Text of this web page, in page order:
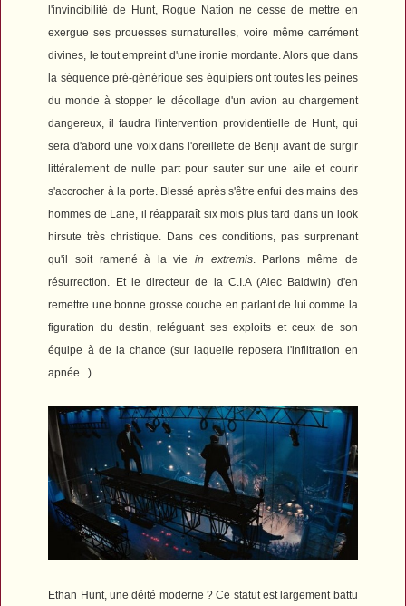
l'invincibilité de Hunt, Rogue Nation ne cesse de mettre en
exergue ses prouesses surnaturelles, voire même carrément
divines, le tout empreint d'une ironie mordante. Alors que dans
la séquence pré-générique ses équipiers ont toutes les peines
du monde à stopper le décollage d'un avion au chargement
dangereux, il faudra l'intervention providentielle de Hunt, qui
sera d'abord une voix dans l'oreillette de Benji avant de surgir
littéralement de nulle part pour sauter sur une aile et courir
s'accrocher à la porte. Blessé après s'être enfui des mains des
hommes de Lane, il réapparaît six mois plus tard dans un look
hirsute très christique. Dans ces conditions, pas surprenant
qu'il soit ramené à la viein extremis. Parlons même de
résurrection. Et le directeur de la C.I.A (Alec Baldwin) d'en
remettre une bonne grosse couche en parlant de lui comme la
figuration du destin, reléguant ses exploits et ceux de son
équipe à de la chance (sur laquelle reposera l'infiltration en
apnée...).
Ethan Hunt, une déité moderne ? Ce statut est largement battu